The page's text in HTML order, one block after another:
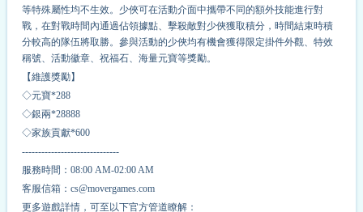
等特殊屬性均不生效。少俠可在活動介面中攜帶不同的額外技能進行對
戰，在對戰時間內通過佔領據點、擊殺敵對少俠獲取積分，時間結束時積
分較高的隊伍將取勝。參與活動的少俠均有機會獲得限定掛件外觀、特效
稱號、活動徽章、祝福石、海量元寶等獎勵。
【維護獎勵】
◇元寶*288
◇銀兩*28888
◇家族貢獻*600
------------------------------
服務時間：08:00 AM-02:00 AM
客服信箱：cs@movergames.com
更多遊戲詳情，可至以下官方管道瞭解：